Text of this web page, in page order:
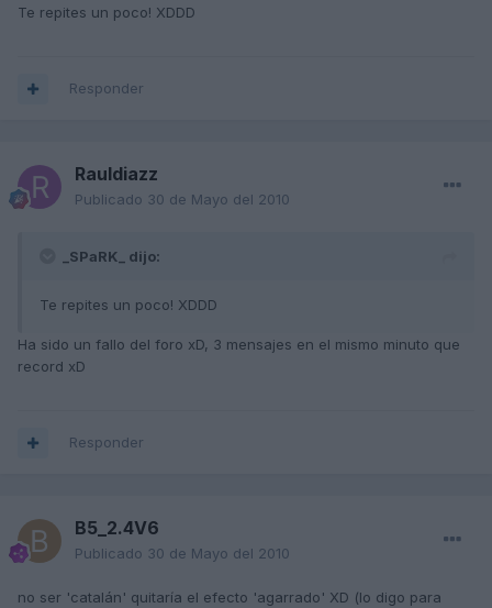
Te repites un poco! XDDD
Responder
Rauldiazz
Publicado 30 de Mayo del 2010
_SPaRK_ dijo:
Te repites un poco! XDDD
Ha sido un fallo del foro xD, 3 mensajes en el mismo minuto que
record xD
Responder
B5_2.4V6
Publicado 30 de Mayo del 2010
no ser 'catalán' quitaría el efecto 'agarrado' XD (lo digo para